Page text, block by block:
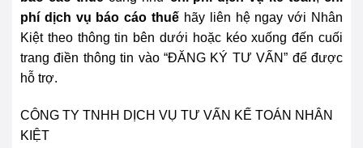
phí dịch vụ báo cáo thuế hãy liên hệ ngay với Nhân
Kiệt theo thông tin bên dưới hoặc kéo xuống đến cuối
trang điền thông tin vào “ĐĂNG KÝ TƯ VẤN” để được
hỗ trợ.
CÔNG TY TNHH DỊCH VỤ TƯ VẤN KẾ TOÁN NHÂN
KIỆT